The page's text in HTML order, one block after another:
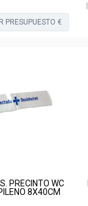
PRESUPUESTO €
PRECINTO WC
8X40CM